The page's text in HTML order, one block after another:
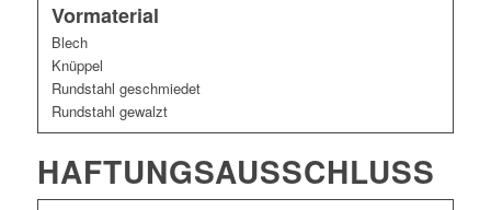
Vormaterial
Blech
Knüppel
Rundstahl geschmiedet
Rundstahl gewalzt
HAFTUNGSAUSSCHLUSS